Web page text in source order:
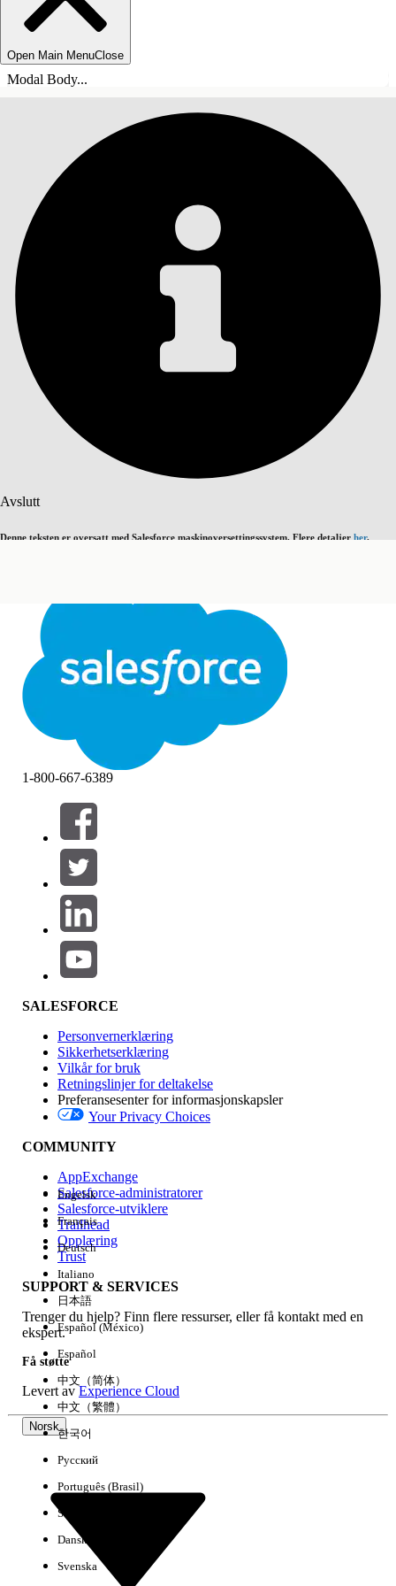
Open Main MenuClose
Modal Body...
Avslutt
Denne teksten er oversatt med Salesforce maskinoversettingssystem. Flere detaljer her.
Avslutt Avslutt
Vis innholdsfortegnelse
Filtre (0)
VELG FILTRE
Produktområde
Funksjonsinnvirkning
Utgave
Erfaring
Fjern alle Utført
1-800-667-6389
SALESFORCE
Personvernerklæring
Sikkerhetserklæring
Vilkår for bruk
Retningslinjer for deltakelse
Preferansesenter for informasjonskapsler
Your Privacy Choices
COMMUNITY
AppExchange
Salesforce-administratorer
Salesforce-utviklere
Trailhead
Opplæring
Trust
SUPPORT & SERVICES
Trenger du hjelp? Finn flere ressurser, eller få kontakt med en
ekspert.
Få støtte
Levert avExperience Cloud
Norsk
Engelsk
Français
Deutsch
Italiano
日本語
Español (México)
Español
中文（简体）
中文（繁體）
한국어
Русский
Português (Brasil)
Suomi
Dansk
Svenska